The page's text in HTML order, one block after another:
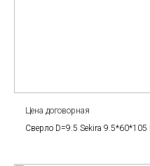
Цена договорная
Сверло D=9.5 Sekira